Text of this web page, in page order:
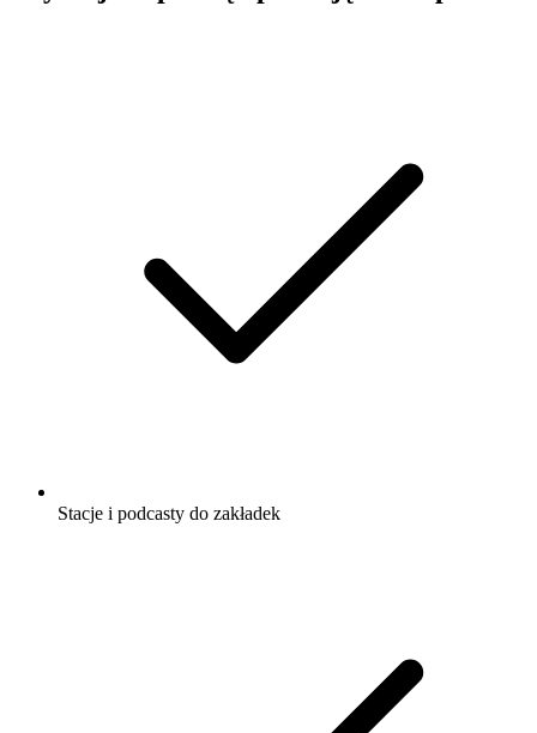
Stacje i podcasty do zakładek